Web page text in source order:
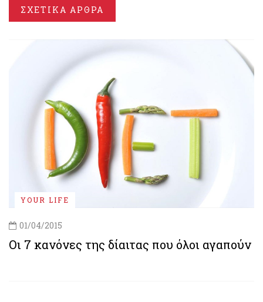
ΣΧΕΤΙΚΑ ΑΡΘΡΑ
YOUR LIFE
01/04/2015
Οι 7 κανόνες της δίαιτας που όλοι αγαπούν